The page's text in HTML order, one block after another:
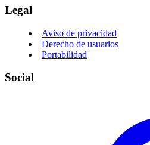
Legal
Aviso de privacidad
Derecho de usuarios
Portabilidad
Social